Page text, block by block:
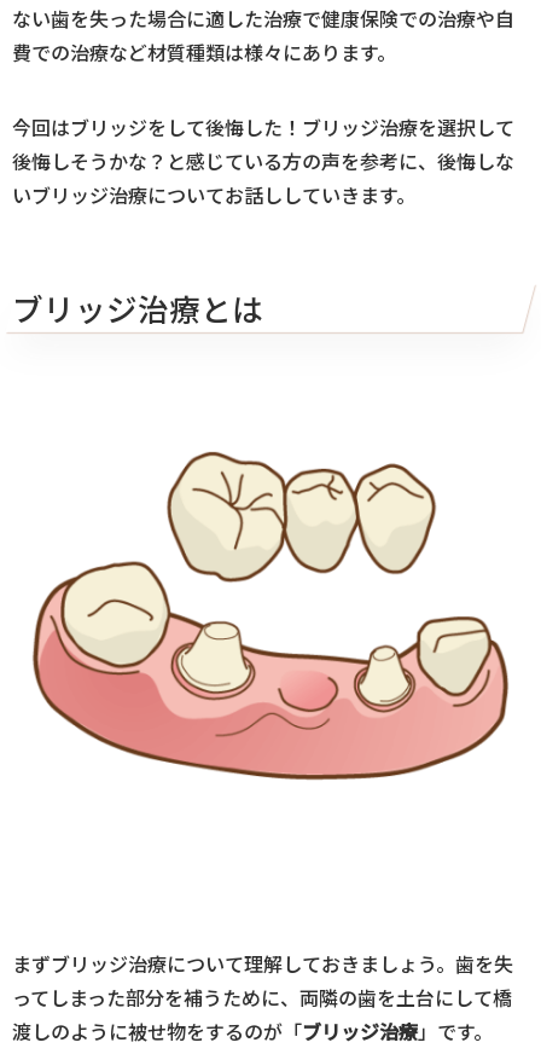
ない歯を失った場合に適した治療で健康保険での治療や自
費での治療など材質種類は様々にあります。
今回はブリッジをして後悔した！ブリッジ治療を選択して
後悔しそうかな？と感じている方の声を参考に、後悔しな
いブリッジ治療についてお話ししていきます。
ブリッジ治療とは
まずブリッジ治療について理解しておきましょう。歯を失
ってしまった部分を補うために、両隣の歯を土台にして橋
渡しのように被せ物をするのが「ブリッジ治療」です。